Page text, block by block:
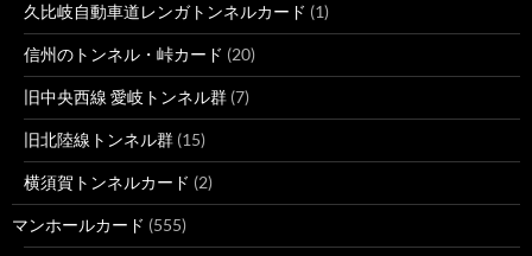
久比岐自動車道レンガトンネルカード (1)
信州のトンネル・峠カード (20)
旧中央西線 愛岐トンネル群 (7)
旧北陸線トンネル群 (15)
横須賀トンネルカード (2)
マンホールカード (555)